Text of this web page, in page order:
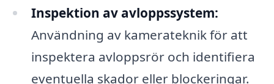
Inspektion av avloppssystem:
Användning av kamerateknik för att
inspektera avloppsrör och identifiera
eventuella skador eller blockeringar.